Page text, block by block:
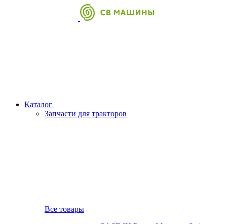
Каталог
Запчасти для тракторов
Все товары